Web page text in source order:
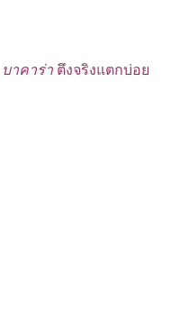
บาคาร่าตึงจริงแตกบ่อย